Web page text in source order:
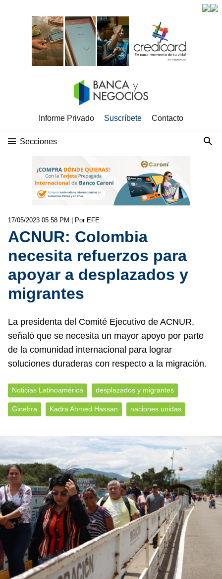
Informe Privado Suscríbete Contacto
Secciones
17/05/2023 05:58 PM | Por EFE
ACNUR: Colombia
necesita refuerzos para
apoyar a desplazados y
migrantes
La presidenta del Comité Ejecutivo de ACNUR,
señaló que se necesita un mayor apoyo por parte
de la comunidad internacional para lograr
soluciones duraderas con respecto a la migración.
Noticias Latinoamérica desplazados y migrantes
Ginebra Kadra Ahmed Hassan naciones unidas